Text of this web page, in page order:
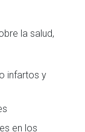
la salud,
infartos y
en los